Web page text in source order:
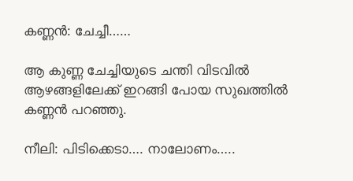
കണ്ണൻ: ചേച്ചീ……
ആ കുണ്ണ ചേച്ചിയുടെ ചന്തി വിടവിൽ
ആഴങ്ങളിലേക്ക് ഇറങ്ങി പോയ സുഖത്തിൽ
കണ്ണൻ പറഞ്ഞു.
നീലി: പിടിക്കെടാ…. നാലോണം…..